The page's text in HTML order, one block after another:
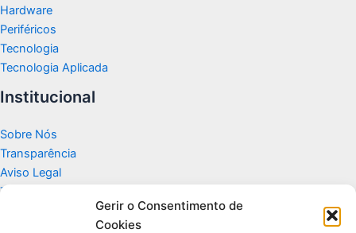
Gerir o Consentimento de
Cookies
Hardware
Periféricos
Tecnologia
Tecnologia Aplicada
Institucional
Sobre Nós
Transparência
Aviso Legal
Termos de Uso
Politicas de Privacidade e Cookies